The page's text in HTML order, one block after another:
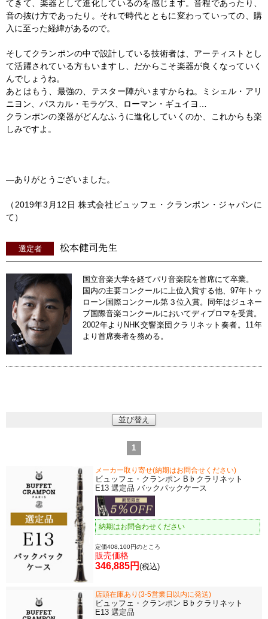
てきて、楽器として進化しているのを感じます。音程であったり、
音の抜け方であったり。それで時代とともに変わっていっての、購
入に至った経緯があるので。
そしてクランポンの中で設計している技術者は、アーティストとし
て活躍されている方もいますし、だからこそ楽器が良くなっていく
んでしょうね。
あとはもう、最強の、テスター陣がいますからね。ミシェル・アリ
ニヨン、パスカル・モラゲス、ローマン・ギュイヨ…
クランポンの楽器がどんなふうに進化していくのか、これからも楽
しみですよ。
―ありがとうございました。
（2019年3月12日 株式会社ビュッフェ・クランポン・ジャパンに
て）
選定者 松本健司先生
国立音楽大学を経てパリ音楽院を首席にて卒業。
国内の主要コンクールに上位入賞する他、97年トゥ
ローン国際コンクール第３位入賞。同年はジュネー
ブ国際音楽コンクールにおいてディプロマを受賞。
2002年よりNHK交響楽団クラリネット奏者。11年
より首席奏者を務める。
並び替え
1
メーカー取り寄せ(納期はお問合せください)
ビュッフェ・クランポン B♭クラリネット
E13 選定品 バックパックケース
納期はお問合わせください
定価408,100円のところ
販売価格
346,885円 (税込)
店頭在庫あり(3-5営業日以内に発送)
ビュッフェ・クランポン B♭クラリネット
E13 選定品